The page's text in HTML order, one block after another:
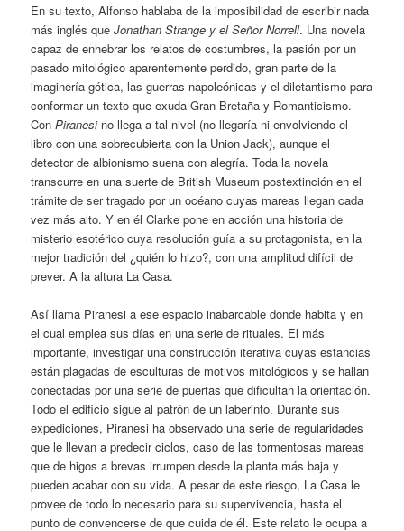
En su texto, Alfonso hablaba de la imposibilidad de escribir nada
más inglés queJonathan Strange y el Señor Norrell. Una novela
capaz de enhebrar los relatos de costumbres, la pasión por un
pasado mitológico aparentemente perdido, gran parte de la
imaginería gótica, las guerras napoleónicas y el diletantismo para
conformar un texto que exuda Gran Bretaña y Romanticismo.
ConPiranesino llega a tal nivel (no llegaría ni envolviendo el
libro con una sobrecubierta con la Union Jack), aunque el
detector de albionismo suena con alegría. Toda la novela
transcurre en una suerte de British Museum postextinción en el
trámite de ser tragado por un océano cuyas mareas llegan cada
vez más alto. Y en él Clarke pone en acción una historia de
misterio esotérico cuya resolución guía a su protagonista, en la
mejor tradición del ¿quién lo hizo?, con una amplitud difícil de
prever. A la altura La Casa.
Así llama Piranesi a ese espacio inabarcable donde habita y en
el cual emplea sus días en una serie de rituales. El más
importante, investigar una construcción iterativa cuyas estancias
están plagadas de esculturas de motivos mitológicos y se hallan
conectadas por una serie de puertas que dificultan la orientación.
Todo el edificio sigue al patrón de un laberinto. Durante sus
expediciones, Piranesi ha observado una serie de regularidades
que le llevan a predecir ciclos, caso de las tormentosas mareas
que de higos a brevas irrumpen desde la planta más baja y
pueden acabar con su vida. A pesar de este riesgo, La Casa le
provee de todo lo necesario para su supervivencia, hasta el
punto de convencerse de que cuida de él. Este relato le ocupa a